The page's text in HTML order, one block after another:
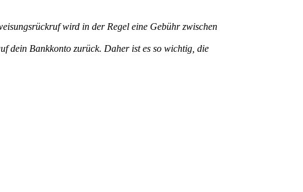
wird in der Regel eine Gebühr zwischen
dein Bankkonto zurück. Daher ist es so wichtig, die